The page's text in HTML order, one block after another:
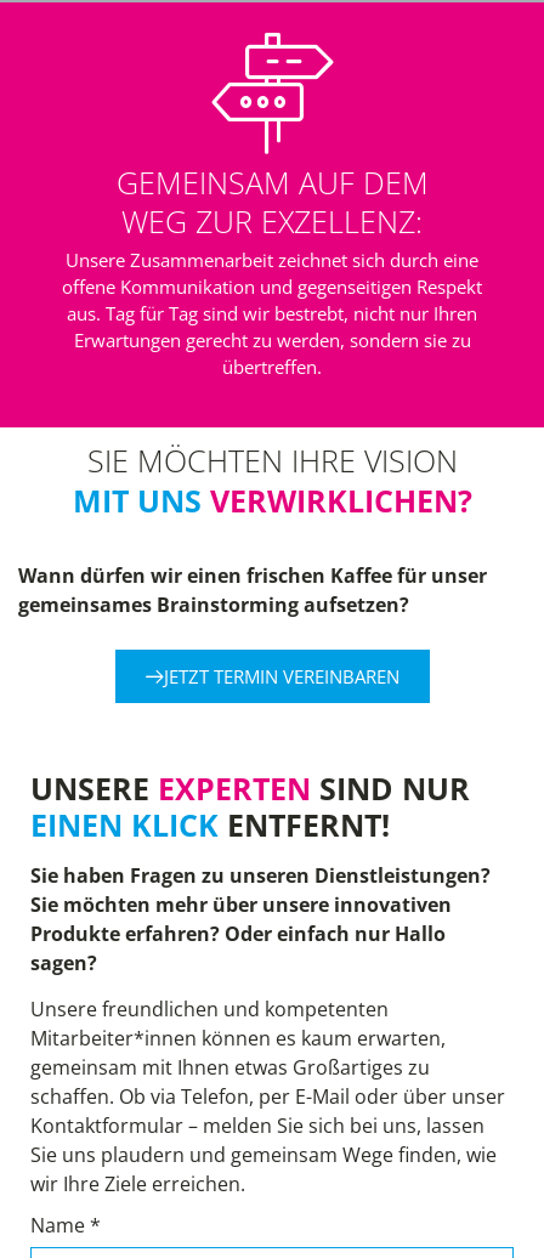
GEMEINSAM AUF DEM
WEG ZUR EXZELLENZ:
Unsere Zusammenarbeit zeichnet sich durch eine
offene Kommunikation und gegenseitigen Respekt
aus. Tag für Tag sind wir bestrebt, nicht nur Ihren
Erwartungen gerecht zu werden, sondern sie zu
übertreffen.
SIE MÖCHTEN IHRE VISION
MIT UNS VERWIRKLICHEN?
Wann dürfen wir einen frischen Kaffee für unser
gemeinsames Brainstorming aufsetzen?
JETZT TERMIN VEREINBAREN
UNSERE EXPERTEN SIND NUR
EINEN KLICK ENTFERNT!
Sie haben Fragen zu unseren Dienstleistungen?
Sie möchten mehr über unsere innovativen
Produkte erfahren? Oder einfach nur Hallo
sagen?
Unsere freundlichen und kompetenten
Mitarbeiter*innen können es kaum erwarten,
gemeinsam mit Ihnen etwas Großartiges zu
schaffen. Ob via Telefon, per E-Mail oder über unser
Kontaktformular – melden Sie sich bei uns, lassen
Sie uns plaudern und gemeinsam Wege finden, wie
wir Ihre Ziele erreichen.
Name *